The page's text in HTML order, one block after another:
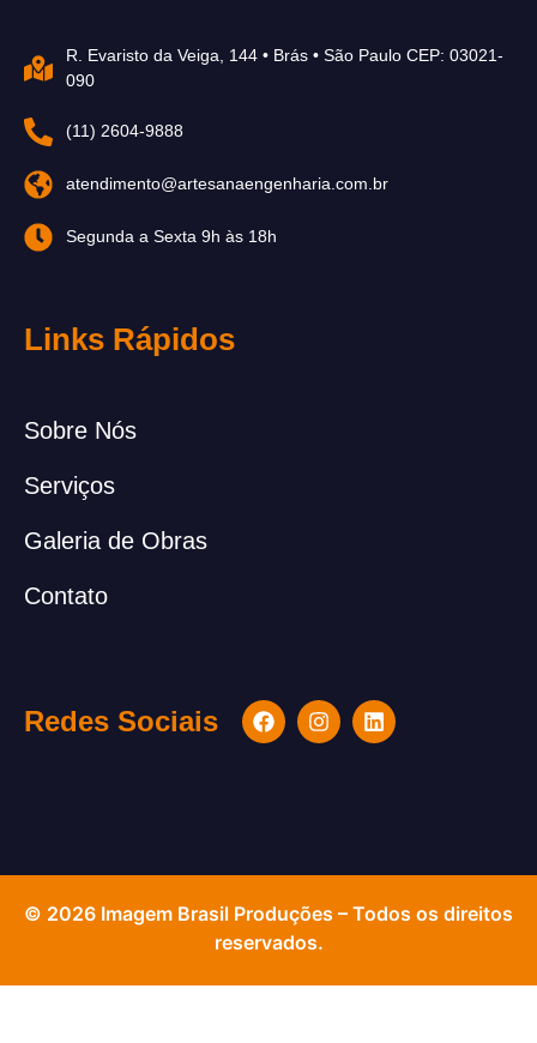
Redes Sociais
Links Rápidos
Sobre Nós
Serviços
Galeria de Obras
Contato
R. Evaristo da Veiga, 144 • Brás • São Paulo CEP: 03021-
090
(11) 2604-9888
atendimento@artesanaengenharia.com.br
Segunda a Sexta 9h às 18h
© 2026 Imagem Brasil Produções – Todos os direitos
reservados.